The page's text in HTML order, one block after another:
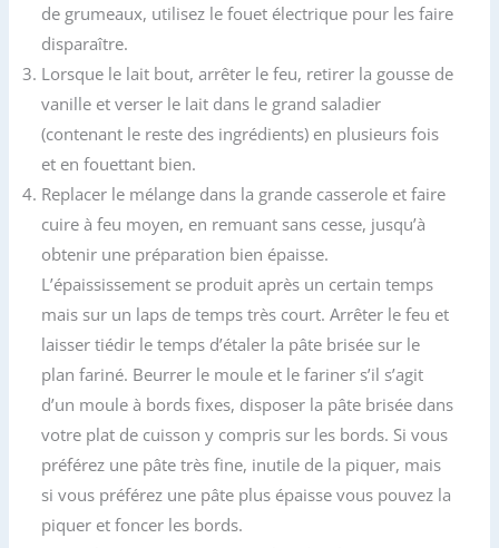
de grumeaux, utilisez le fouet électrique pour les faire
disparaître.
Lorsque le lait bout, arrêter le feu, retirer la gousse de
vanille et verser le lait dans le grand saladier
(contenant le reste des ingrédients) en plusieurs fois
et en fouettant bien.
Replacer le mélange dans la grande casserole et faire
cuire à feu moyen, en remuant sans cesse, jusqu’à
obtenir une préparation bien épaisse.
L’épaississement se produit après un certain temps
mais sur un laps de temps très court. Arrêter le feu et
laisser tiédir le temps d’étaler la pâte brisée sur le
plan fariné. Beurrer le moule et le fariner s’il s’agit
d’un moule à bords fixes, disposer la pâte brisée dans
votre plat de cuisson y compris sur les bords. Si vous
préférez une pâte très fine, inutile de la piquer, mais
si vous préférez une pâte plus épaisse vous pouvez la
piquer et foncer les bords.